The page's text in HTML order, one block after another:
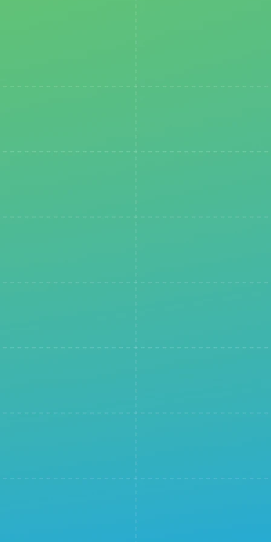
Дякуємо за реєстрацію!
Ми надіслали email з підтвердженням на адресу, яку ви
використали для реєстрації. Якщо ви хочете
отримувати апдейти щодо вебінару і сповіщення про
початок прямої трансляції, будь ласка, підпишіться,
використовуючи месенджер Telegram.
Telegram